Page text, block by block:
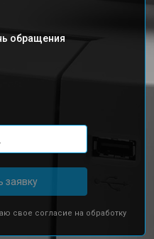
обращения
заявку
свое согласие на обработку